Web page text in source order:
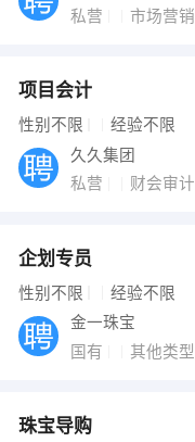
私营
市场营销
项目会计
性别不限 经验不限
久久集团
私营
财会审计
企划专员
性别不限 经验不限
金一珠宝
国有
其他类型
珠宝导购